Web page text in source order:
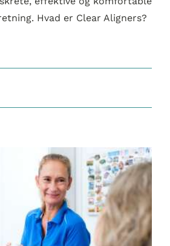
Hvad er Clear Aligners?